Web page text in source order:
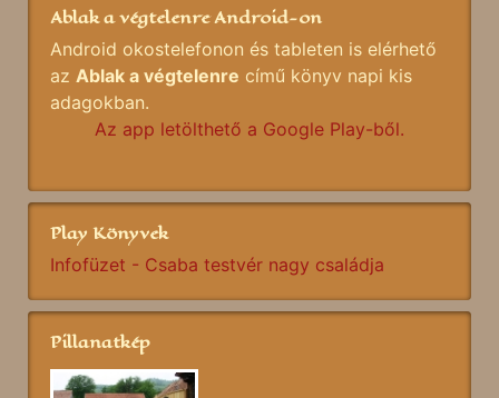
Ablak a végtelenre Android-on
Android okostelefonon és tableten is elérhető
az Ablak a végtelenre című könyv napi kis
adagokban.
Az app letölthető a Google Play-ből.
Play Könyvek
Infofüzet - Csaba testvér nagy családja
Pillanatkép